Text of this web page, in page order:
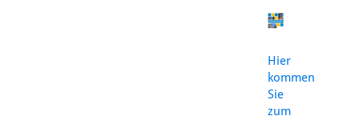
Hier
kommen
Sie
zum